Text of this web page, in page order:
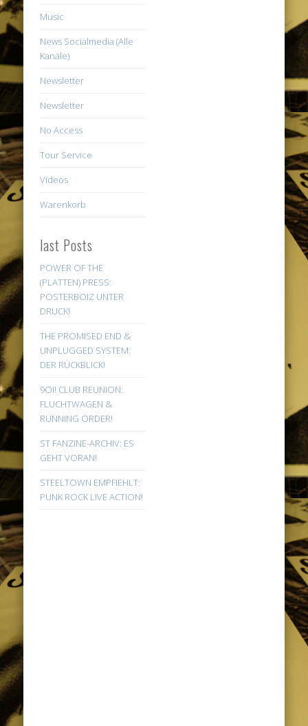
Music
News Socialmedia (Alle
Kanäle)
Newsletter
Newsletter
No Access
Tour Service
Videos
Warenkorb
last Posts
POWER OF THE
(PLATTEN) PRESS:
POSTERBOIZ UNTER
DRUCK!
THE PROMISED END &
UNPLUGGED SYSTEM:
DER RÜCKBLICK!
9Oi! CLUB REUNION:
FLUCHTWAGEN &
RUNNING ORDER!
ST FANZINE-ARCHIV: ES
GEHT VORAN!
STEELTOWN EMPFIEHLT:
PUNK ROCK LIVE ACTION!